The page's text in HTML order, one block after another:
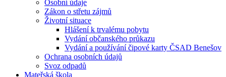
Osobní údaje
Zákon o střetu zájmů
Životní situace
Hlášení k trvalému pobytu
Vydání občanského průkazu
Vydání a používání čipové karty ČSAD Benešov
Ochrana osobních údajů
Svoz odpadů
Mateřská škola